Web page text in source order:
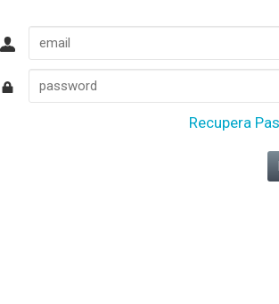
Recupera